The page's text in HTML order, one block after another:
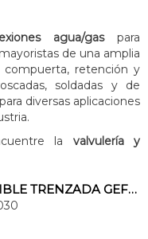
agua/gaspara
de una amplia
compuerta, retención y
soldadas y de
diversas aplicaciones
la valvulería y
CONEXIÓN FLEXIBLE TRENZADA GEFLEX DN25 BIG DIAMETER H 1" - H 1" 30cm